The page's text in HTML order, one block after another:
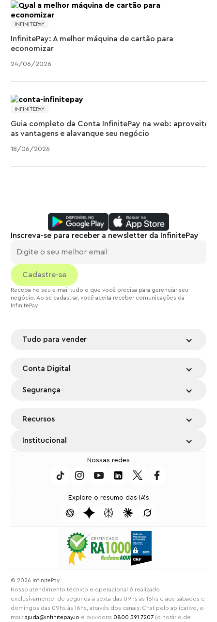
INFINITEPAY
24/06/2026
InfinitePay: A melhor máquina de cartão para
economizar
INFINITEPAY
18/06/2026
Guia completo da Conta InfinitePay na web: aproveite
as vantagens e alavanque seu negócio
Tudo para vender
Conta Digital
Segurança
Recursos
Institucional
Inscreva-se para receber a newsletter da InfinitePay
Receba no seu e-mail tudo o que você precisa para gerenciar seu
negócio. Ao se cadastrar, você aceita receber comunicações da
InfinitePay.
Nossas redes
Explore o resumo das IA's
⁠© 2026 InfinitePay
Nosso atendimento técnico e operacional é realizado
exclusivamente, de segunda a sexta das 09hs às 18hs e aos sábados e
domingos das 09hs às 16hs, através dos canais: Chat pelo aplicativo, e-
mail:ajuda@infinitepay.io e ouvidoria 0800 591 7207 (o horário de